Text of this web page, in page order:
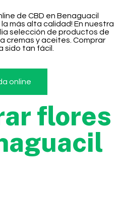
de CBD en Benaguacil
más alta calidad! En nuestra
selección de productos de
cremas y aceites. Comprar
sido tan fácil.
online
flores